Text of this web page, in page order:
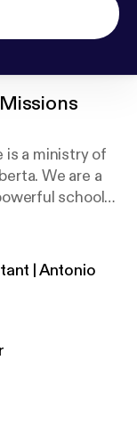
is a ministry of
We are a
schools
| Antonio